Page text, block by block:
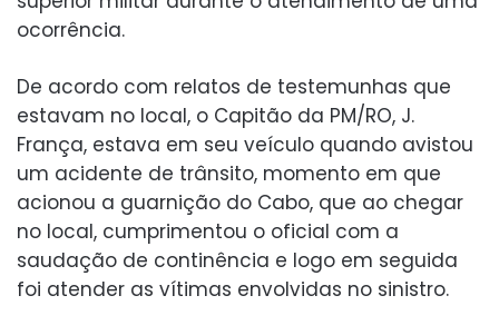
ocorrência.
De acordo com relatos de testemunhas que
estavam no local, o Capitão da PM/RO, J.
França, estava em seu veículo quando avistou
um acidente de trânsito, momento em que
acionou a guarnição do Cabo, que ao chegar
no local, cumprimentou o oficial com a
saudação de continência e logo em seguida
foi atender as vítimas envolvidas no sinistro.